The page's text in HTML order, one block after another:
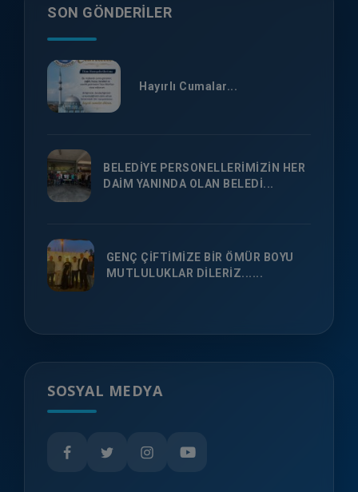
SON GÖNDERILER
Hayırlı Cumalar...
BELEDİYE PERSONELLERİMİZİN HER
DAİM YANINDA OLAN BELEDİ...
GENÇ ÇİFTİMİZE BİR ÖMÜR BOYU
MUTLULUKLAR DİLERİZ......
SOSYAL MEDYA